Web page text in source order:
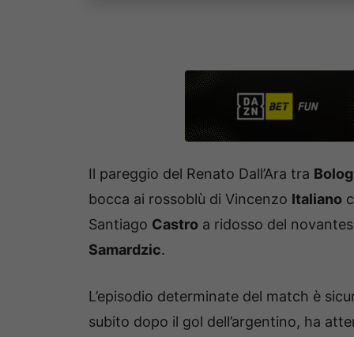
Il pareggio del Renato Dall’Ara tra
bocca ai rossoblù di Vincenzo Italiano
Santiago Castro a ridosso del
Samardzic.
L’episodio determinate del match è
subito dopo il gol dell’argentino, ha